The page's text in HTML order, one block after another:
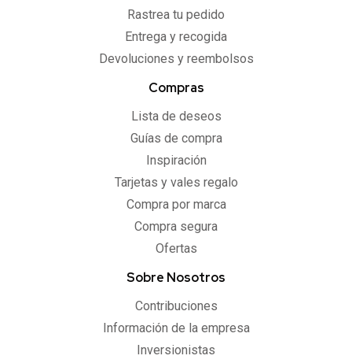
Rastrea tu pedido
Entrega y recogida
Devoluciones y reembolsos
Compras
Lista de deseos
Guías de compra
Inspiración
Tarjetas y vales regalo
Compra por marca
Compra segura
Ofertas
Sobre Nosotros
Contribuciones
Información de la empresa
Inversionistas